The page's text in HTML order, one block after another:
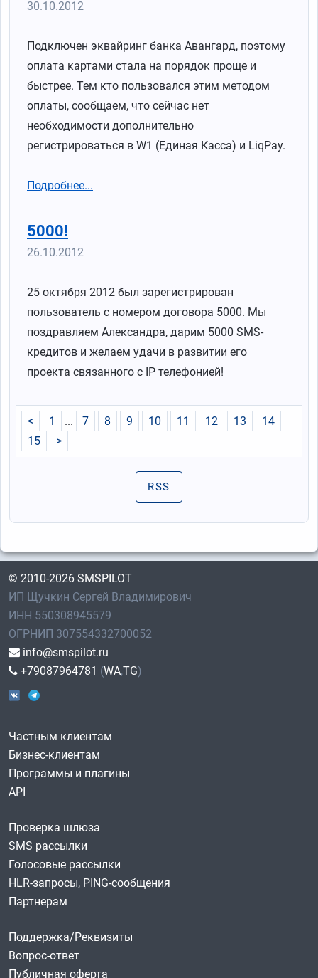
30.10.2012
Подключен эквайринг банка Авангард, поэтому
оплата картами стала на порядок проще и
быстрее. Тем кто пользовался этим методом
оплаты, сообщаем, что сейчас нет
необходимости дополнительно
регистрироваться в W1 (Единая Касса) и LiqPay.
Подробнее...
5000!
26.10.2012
25 октября 2012 был зарегистрирован
пользователь с номером договора 5000. Мы
поздравляем Александра, дарим 5000 SMS-
кредитов и желаем удачи в развитии его
проекта связанного с IP телефонией!
< 1 ... 7 8 9 10 11 12 13
14
15
>
RSS
© 2010-2026 SMSPILOT
ИП Щучкин Сергей Владимирович
ИНН 550308945579
ОГРНИП 307554332700052
info@smspilot.ru
+79087964781 (WA,TG)
Частным клиентам
Бизнес-клиентам
Программы и плагины
API
Проверка шлюза
SMS рассылки
Голосовые рассылки
HLR-запросы, PING-сообщения
Партнерам
Поддержка/Реквизиты
Вопрос-ответ
Публичная оферта